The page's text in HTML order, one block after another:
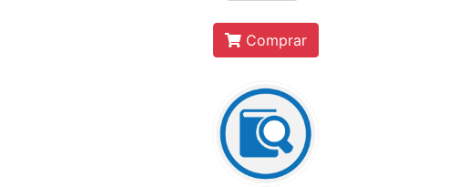
Comprar